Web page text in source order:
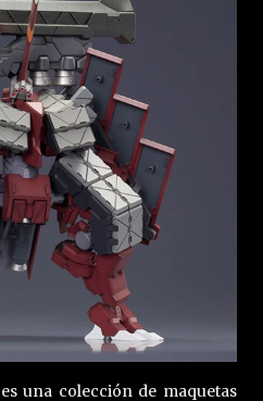
una colección de maquetas